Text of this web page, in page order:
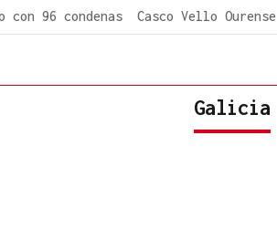
con 96 condenas Casco Vello Ourense
Galicia